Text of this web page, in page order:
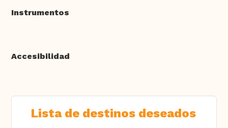
Instrumentos
Accesibilidad
Lista de destinos deseados